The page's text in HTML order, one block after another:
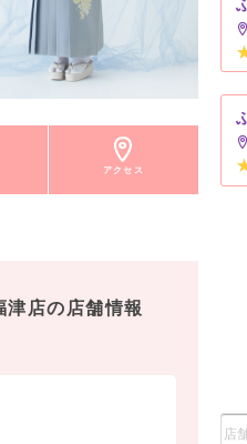
アクセス
店の店舗情報